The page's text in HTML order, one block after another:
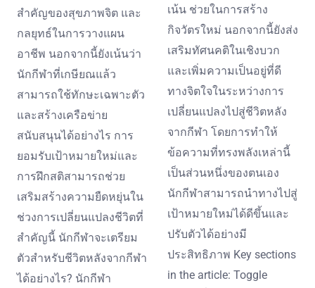
สำคัญของสุขภาพจิต และ
กลยุทธ์ในการวางแผน
อาชีพ นอกจากนี้ยังเน้นว่า
นักกีฬาที่เกษียณแล้ว
สามารถใช้ทักษะเฉพาะตัว
และสร้างเครือข่าย
สนับสนุนได้อย่างไร การ
ยอมรับเป้าหมายใหม่และ
การฝึกสติสามารถช่วย
เสริมสร้างความยืดหยุ่นใน
ช่วงการเปลี่ยนแปลงชีวิตที่
สำคัญนี้ นักกีฬาจะเตรียม
ตัวสำหรับชีวิตหลังจากกีฬา
ได้อย่างไร? นักกีฬา
เน้น ช่วยในการสร้าง
กิจวัตรใหม่ นอกจากนี้ยังส่ง
เสริมทัศนคติในเชิงบวก
และเพิ่มความเป็นอยู่ที่ดี
ทางจิตใจในระหว่างการ
เปลี่ยนแปลงไปสู่ชีวิตหลัง
จากกีฬา โดยการทำให้
ข้อความที่ทรงพลังเหล่านี้
เป็นส่วนหนึ่งของตนเอง
นักกีฬาสามารถนำทางไปสู่
เป้าหมายใหม่ได้ดีขึ้นและ
ปรับตัวได้อย่างมี
ประสิทธิภาพ Key sections
in the article: Toggle